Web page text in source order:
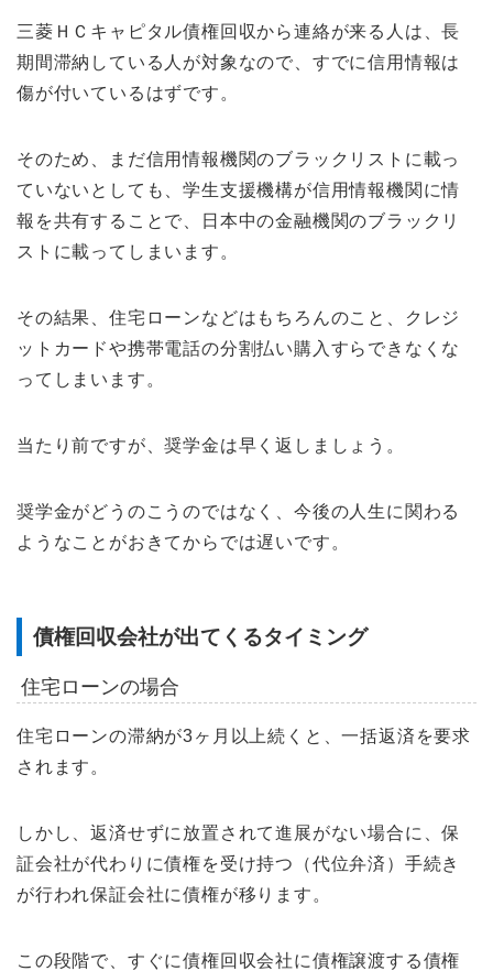
三菱ＨＣキャピタル債権回収から連絡が来る人は、長
期間滞納している人が対象なので、すでに信用情報は
傷が付いているはずです。
そのため、まだ信用情報機関のブラックリストに載っ
ていないとしても、学生支援機構が信用情報機関に情
報を共有することで、日本中の金融機関のブラックリ
ストに載ってしまいます。
その結果、住宅ローンなどはもちろんのこと、クレジ
ットカードや携帯電話の分割払い購入すらできなくな
ってしまいます。
当たり前ですが、奨学金は早く返しましょう。
奨学金がどうのこうのではなく、今後の人生に関わる
ようなことがおきてからでは遅いです。
債権回収会社が出てくるタイミング
住宅ローンの場合
住宅ローンの滞納が3ヶ月以上続くと、一括返済を要求
されます。
しかし、返済せずに放置されて進展がない場合に、保
証会社が代わりに債権を受け持つ（代位弁済）手続き
が行われ保証会社に債権が移ります。
この段階で、すぐに債権回収会社に債権譲渡する債権